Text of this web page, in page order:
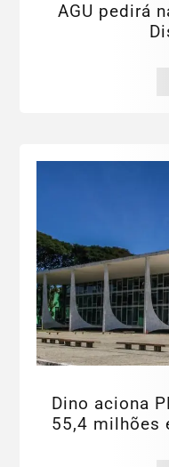
AGU pedirá
Dino aciona
55,4 milhões